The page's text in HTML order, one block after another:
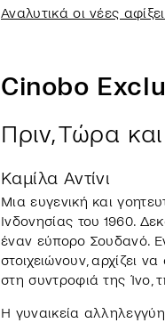
Αναλυτικά οι νέες
Cinobo
Πριν, Τώρα
Καμίλα Αντίνι
Μια ευγενική και
Ινδονησίας του 1960.
έναν εύπορο Σουδανό.
στοιχειώνουν, αρχίζει
στη συντροφιά της Ίνο,
Η γυναικεία αλληλεγγύη